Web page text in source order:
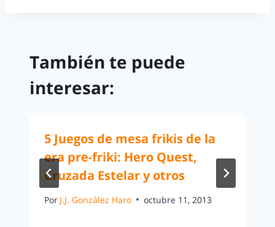
También te puede
interesar:
5 Juegos de mesa frikis de la
era pre-friki: Hero Quest,
Cruzada Estelar y otros
Por J.J. González Haro octubre 11, 2013